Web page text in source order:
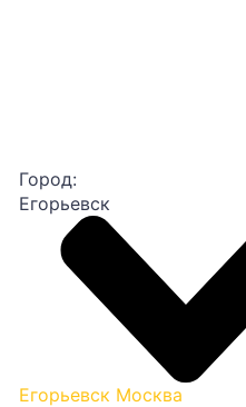
Город:
Егорьевск
Егорьевск Москва